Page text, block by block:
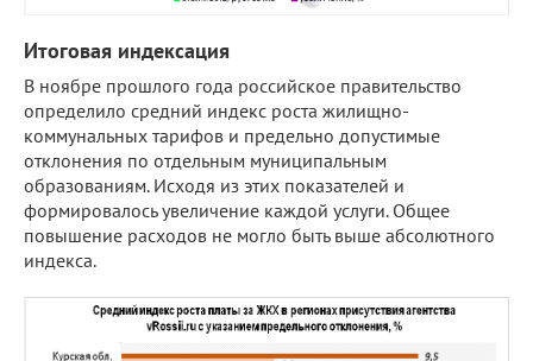
Итоговая индексация
В ноябре прошлого года российское правительство
определило средний индекс роста жилищно-
коммунальных тарифов и предельно допустимые
отклонения по отдельным муниципальным
образованиям. Исходя из этих показателей и
формировалось увеличение каждой услуги. Общее
повышение расходов не могло быть выше абсолютного
индекса.